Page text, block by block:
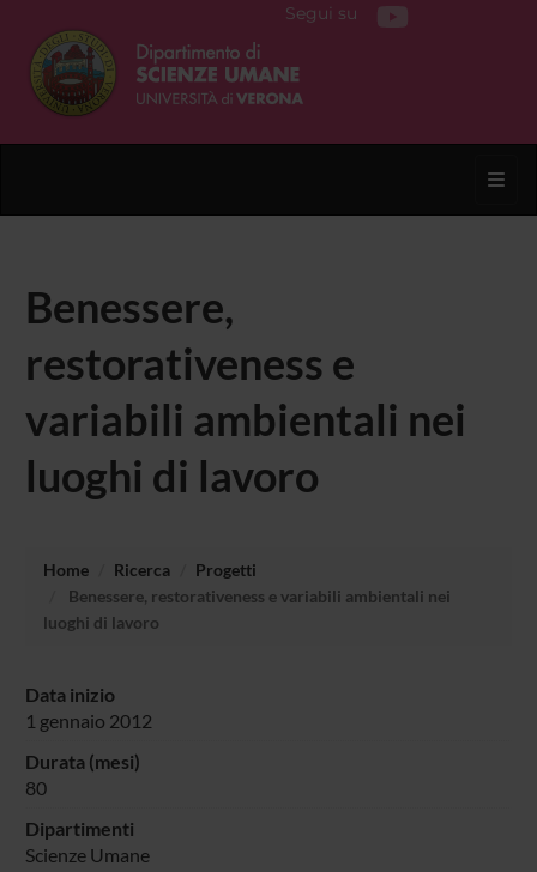
Segui su
Benessere,
restorativeness e
variabili ambientali nei
luoghi di lavoro
Home Ricerca
Progetti
Benessere, restorativeness e variabili ambientali nei
luoghi di lavoro
Data inizio
1 gennaio 2012
Durata (mesi)
80
Dipartimenti
Scienze Umane